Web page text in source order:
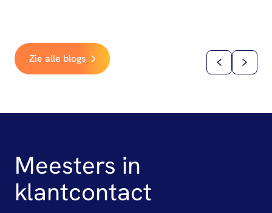
Zie alle blogs
Meesters in
klantcontact